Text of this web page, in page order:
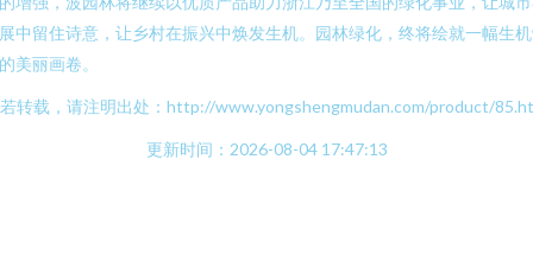
中留住诗意，让乡村在振兴中焕发生机。园林绿化，终将绘就一幅生
美丽画卷。
转载，请注明出处：http://www.yongshengmudan.com/product/
更新时间：2026-08-04 17:47:13